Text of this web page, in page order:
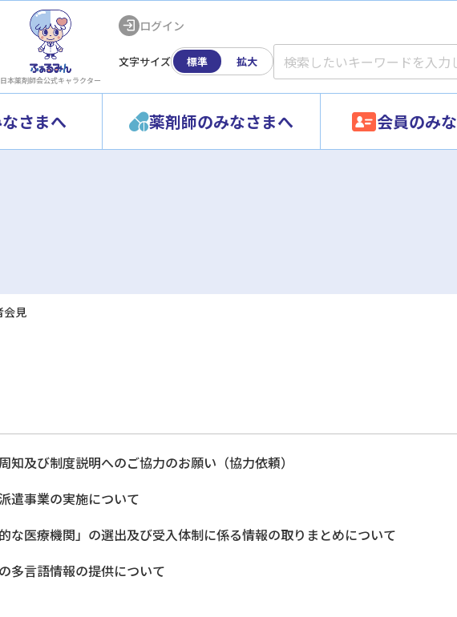
日本薬剤師会公式キャラクター
ログイン
文字サイズ 標準 拡大
さまへ 薬剤師のみなさまへ 会員のみ
会見
及び制度説明へのご協力のお願い（協力依頼）
遣事業の実施について
な医療機関」の選出及び受入体制に係る情報の取りまとめについて
多言語情報の提供について